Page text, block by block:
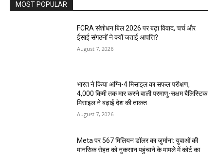
MOST POPULAR
FCRA संशोधन बिल 2026 पर बढ़ा विवाद, चर्च और
ईसाई संगठनों ने क्यों जताई आपत्ति?
August 7, 2026
भारत ने किया अग्नि-4 मिसाइल का सफल परीक्षण,
4,000 किमी तक मार करने वाली परमाणु-सक्षम बैलिस्टिक
मिसाइल ने बढ़ाई देश की ताकत
August 7, 2026
Meta पर 567 मिलियन डॉलर का जुर्माना: युवाओं की
मानसिक सेहत को नुकसान पहुंचाने के मामले में कोर्ट का